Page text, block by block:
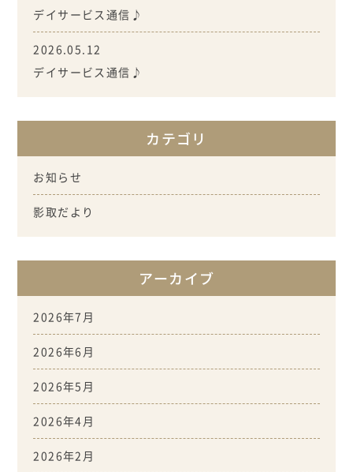
デイサービス通信♪
2026.05.12
デイサービス通信♪
カテゴリ
お知らせ
影取だより
アーカイブ
2026年7月
2026年6月
2026年5月
2026年4月
2026年2月